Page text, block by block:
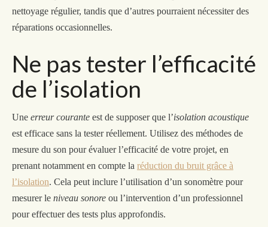
nettoyage régulier, tandis que d’autres pourraient nécessiter des
réparations occasionnelles.
Ne pas tester l’efficacité
de l’isolation
Une erreur courante est de supposer que l’isolation acoustique
est efficace sans la tester réellement. Utilisez des méthodes de
mesure du son pour évaluer l’efficacité de votre projet, en
prenant notamment en compte la réduction du bruit grâce à
l’isolation. Cela peut inclure l’utilisation d’un sonomètre pour
mesurer le niveau sonore ou l’intervention d’un professionnel
pour effectuer des tests plus approfondis.